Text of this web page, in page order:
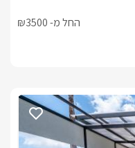
החל מ- ₪3500